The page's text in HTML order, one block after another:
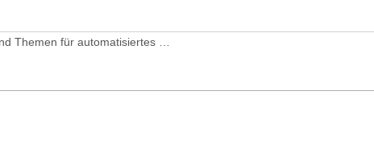
Systeme und Themen für automatisiertes und autonomes Fahren